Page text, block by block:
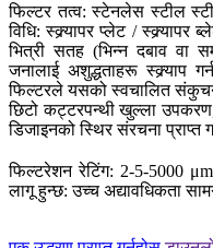
फिल्टर तत्व: स्टेनलेस स्टील
विधि: स्क्र्यापर प्लेट /
भित्री सतह (भिन्न दबाव वा
जनालाई अशुद्धताहरू स्क्र्याप
फिल्टरले यसको स्वचालित संकुचन
छिटो कट्टरपन्थी खुल्ला
डिजाइनको स्थिर संरचना प्राप्त
फिल्टरेशन रेटिंग: 2-5-5000
लागू हुन्छ: उच्च अद्यावधिकता